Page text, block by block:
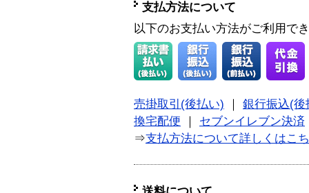
支払方法について
以下のお支払い方法がご利用で
売掛取引(後払い)
銀行振込(後
換宅配便
セブンイレブン決済
⇒支払方法について詳しくはこ